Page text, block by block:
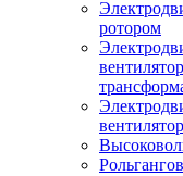
ротором